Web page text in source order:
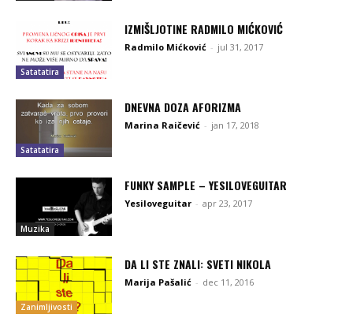
Satatatira
IZMIŠLJOTINE RADMILO MIĆKOVIĆ
Radmilo Mićković - jul 31, 2017
Satatatira
DNEVNA DOZA AFORIZMA
Marina Raičević - jan 17, 2018
Muzika
FUNKY SAMPLE – YESILOVEGUITAR
Yesiloveguitar - apr 23, 2017
Zanimljivosti
DA LI STE ZNALI: SVETI NIKOLA
Marija Pašalić - dec 11, 2016